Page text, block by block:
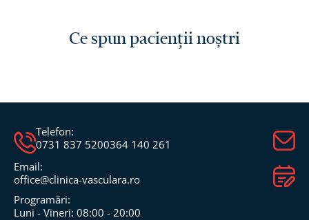
Ce spun pacienții noștri
Telefon:
0731 837 5200364 140 261
Email:
office@clinica-vasculara.ro​
Programări:
Luni - Vineri: 08:00 - 20:00